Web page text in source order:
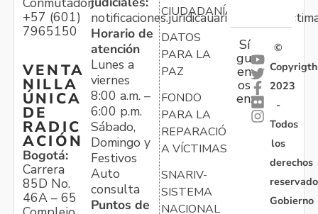
+57 (601)
7965150
VENTA
NILLA
ÚNICA
DE
RADIC
ACIÓN
Bogotá:
Carrera
85D No.
46A – 65
Horario de
atención
Lunes a
viernes
8:00 a.m. –
6:00 p.m.
Sábado,
Domingo y
Festivos
Auto
consulta
Puntos de
CIUDADANÍA
DATOS
PARA LA
PAZ
FONDO
PARA LA
REPARACIÓN
A VÍCTIMAS
SNARIV-
SISTEMA
NACIONAL
Sí
gu
en
os
en:
©
Copyrigth
2023
-
Todos
los
derechos
Gobierno